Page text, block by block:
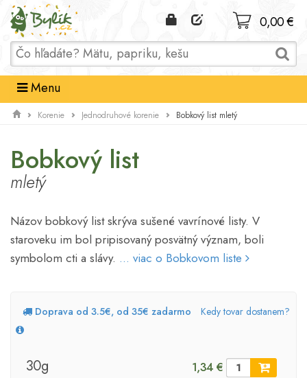
Domov
0,00 €
Menu
Korenie Jednodruhové korenie Bobkový list mletý
Bobkový list
mletý
Názov bobkový list skrýva sušené vavrínové listy. V
staroveku im bol pripisovaný posvätný význam, boli
symbolom cti a slávy. ... viac o Bobkovom liste
Doprava od 3.5€, od 35€ zadarmo Kedy tovar dostanem?
30g 1,34 €